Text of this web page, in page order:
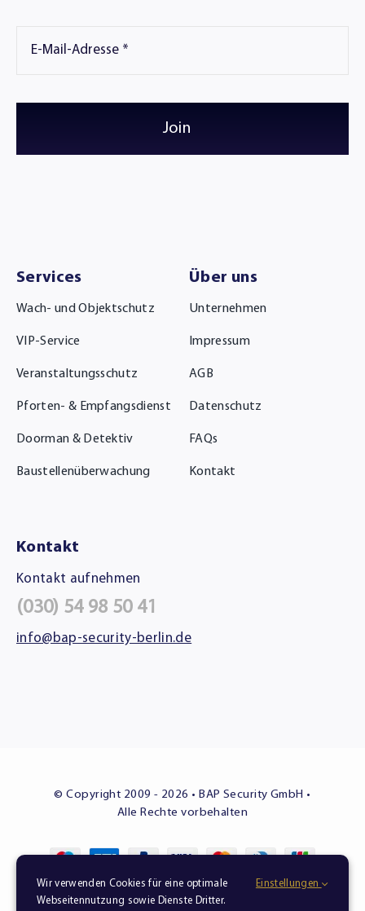
Join
Services
Wach- und Objektschutz
VIP-Service
Veranstaltungsschutz
Pforten- & Empfangsdienst
Doorman & Detektiv
Baustellenüberwachung
Über uns
Unternehmen
Impressum
AGB
Datenschutz
FAQs
Kontakt
Kontakt
Kontakt aufnehmen
(030) 54 98 50 41
info@bap-security-berlin.de
© Copyright 2009 - 2026 • BAP Security GmbH •
Alle Rechte vorbehalten
Sicherheit in besten Händen – zuverlässig, diskret,
professionell.
Wir verwenden Cookies für eine optimale
Webseitennutzung sowie Dienste Dritter.
Einstellungen